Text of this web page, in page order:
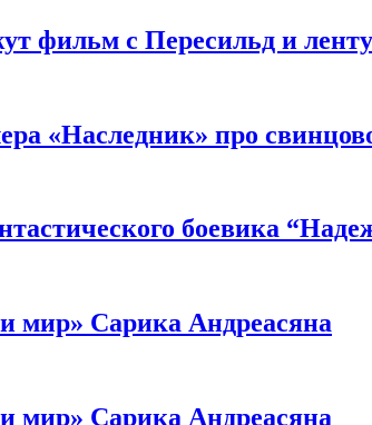
фильм с Пересильд и
«Наследник» про
боевика
мир» Сарика Андреасяна
мир» Сарика Андреасяна